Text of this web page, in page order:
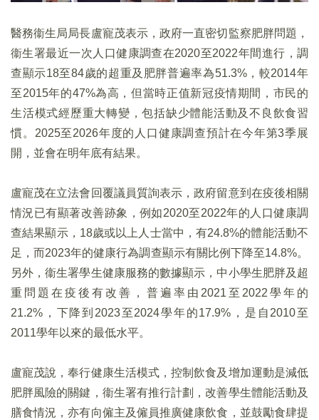
醫務衞生局局長盧寵茂表示，政府一直密切監察肥胖問題，
衞生署最近一次人口健康調查在2020至2022年間進行，調
查顯示18至84歲的超重及肥胖普遍率為51.3%，較2014年
至2015年的47%為高，但當時正值新冠疫情期間，市民的
生活模式經歷重大轉變，包括缺少體能活動及不良飲食習
慣。2025至2026年度的人口健康調查預計在今年第3季展
開，並會在明年底有結果。
盧寵茂在立法會回覆議員質詢表示，政府留意到在疫後相關
情況已有顯著改善跡象，例如2020至2022年的人口健康調
查結果顯示，18歲或以上人士當中，有24.8%的體能活動不
足，而2023年的健康行為調查顯示有關比例下降至14.8%。
另外，衞生署學生健康服務的數據顯示，中小學生肥胖及超
重問題在疫後有改善，普遍率由2021至2022學年的
21.2%，下降到2023至2024學年的17.9%，是自2010至
2011學年以來的最低水平。
盧寵茂說，奉行健康生活模式，控制飲食及增加運動是減低
肥胖風險的關鍵，衞生署有推行計劃，改善學生體能活動及
膳食情況，亦有向僱主及僱員推廣健康飲食，並鼓勵食肆提